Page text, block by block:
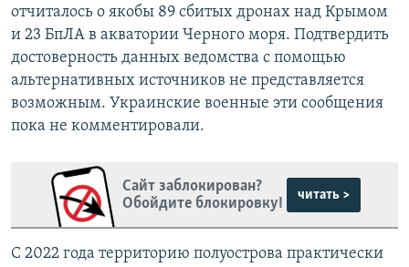
отчиталось о якобы 89 сбитых дронах над Крымом
и 23 БпЛА в акватории Черного моря. Подтвердить
достоверность данных ведомства с помощью
альтернативных источников не представляется
возможным. Украинские военные эти сообщения
пока не комментировали.
Сайт заблокирован?
Обойдите блокировку!
читать >
С 2022 года территорию полуострова практически